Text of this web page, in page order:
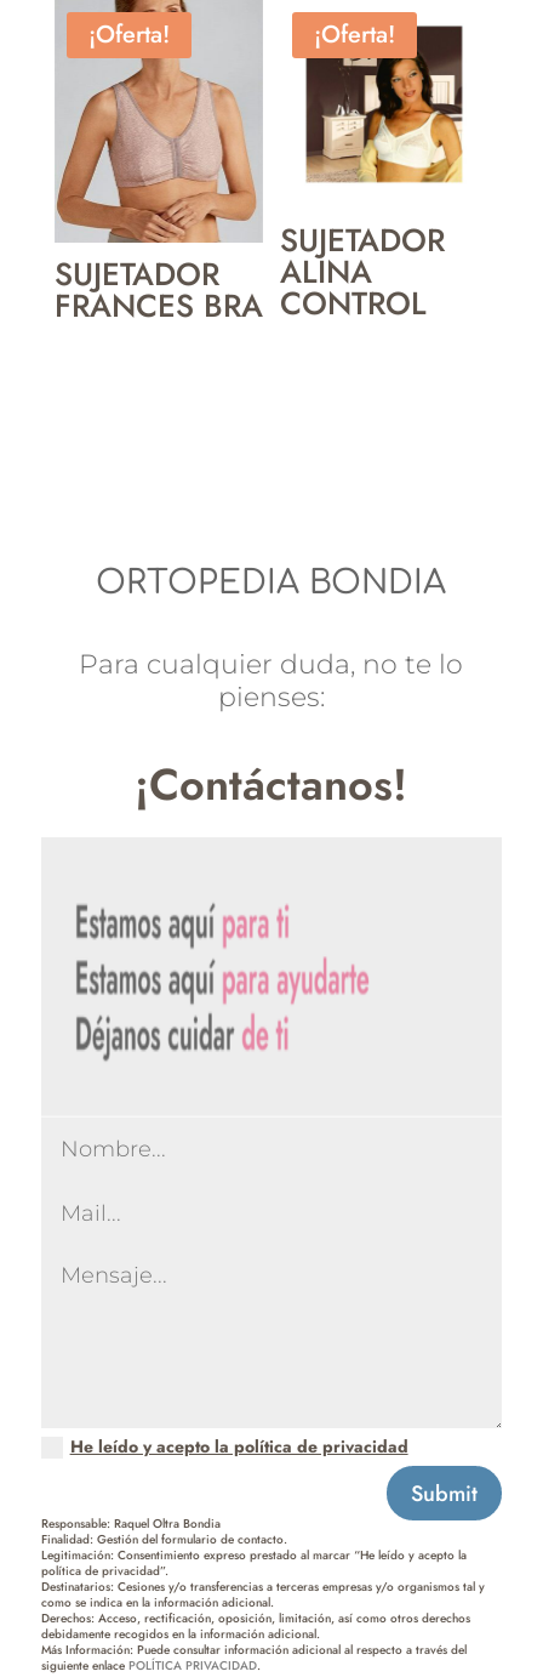
¡Oferta!
SUJETADOR
FRANCES BRA
¡Oferta!
SUJETADOR
ALINA
CONTROL
ORTOPEDIA BONDIA
Para cualquier duda, no te lo
pienses:
¡Contáctanos!
He leído y acepto la política de privacidad
Submit
Responsable: Raquel Oltra Bondia
Finalidad: Gestión del formulario de contacto.
Legitimación: Consentimiento expreso prestado al marcar “He leído y acepto la
política de privacidad”.
Destinatarios: Cesiones y/o transferencias a terceras empresas y/o organismos tal y
como se indica en la información adicional.
Derechos: Acceso, rectificación, oposición, limitación, así como otros derechos
debidamente recogidos en la información adicional.
Más Información: Puede consultar información adicional al respecto a través del
siguiente enlace POLÍTICA PRIVACIDAD.